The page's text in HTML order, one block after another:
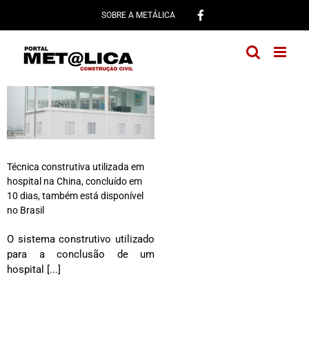
conteúdo
SOBRE A METÁLICA
Técnica construtiva utilizada em
hospital na China, concluído em
10 dias, também está disponível
no Brasil
O sistema construtivo utilizado
para a conclusão de um
hospital [...]